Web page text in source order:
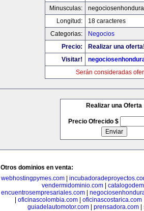
Minusculas:
Longitud:
18 caracteres
Categorias:
Negocios
Precio:
Realizar una
Visitar!
Serán consideradas
Realizar una Oferta
Precio Ofrecido $
Otros dominios en venta:
webhostingpymes.com
vendermidominio.com|
encuentrosempresariales.com|
oficinascolombia.com| oficinascostarica.com
guiadelautomotor.com
prensadora.com